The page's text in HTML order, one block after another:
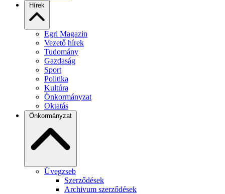
Hírek
Egri Magazin
Vezető hírek
Tudomány
Gazdaság
Sport
Politika
Kultúra
Önkormányzat
Oktatás
Önkormányzat
Üvegzseb
Szerződések
Archivum szerződések